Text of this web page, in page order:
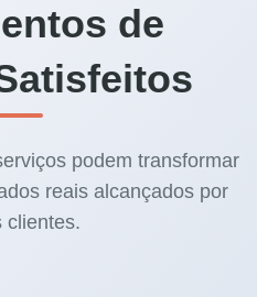
de
podem transformar
reais alcançados por
clientes.